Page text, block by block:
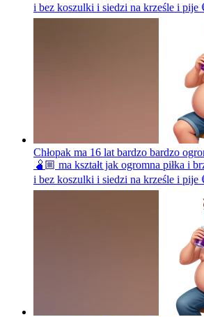
i bez koszulki i siedzi na krześle i pije
Chłopak ma 16 lat bardzo bardzo
🫄🏼 ma kształt jak ogromna piłka i
i bez koszulki i siedzi na krześle i pije